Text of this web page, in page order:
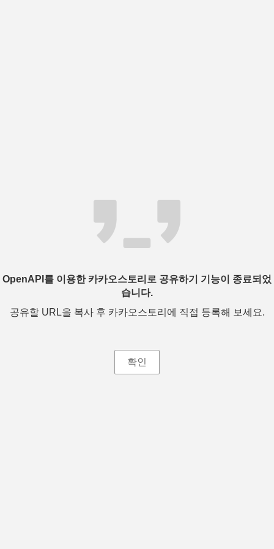
OpenAPI를 이용한 카카오스토리로 공유하기 기능이 종료되었
습니다.
공유할 URL을 복사 후 카카오스토리에 직접 등록해 보세요.
확인